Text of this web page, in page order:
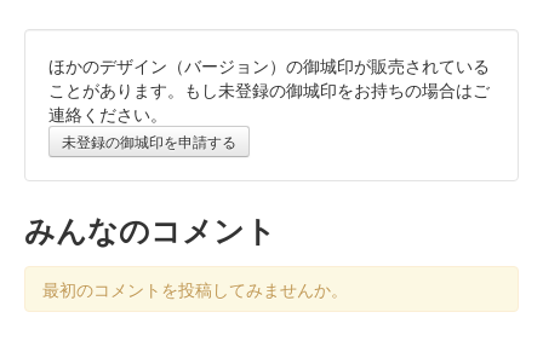
熊本城 御城印 正月限定版 新春御城印2025
販売終了
熊本城 御城印 お城EXPO 2024限定版
販売終了
2024年12月21、22日に開催されたお城EXPO2024の熊本城のブ
ほかのデザイン（バージョン）の御城印が販売されている
ことがあります。もし未登録の御城印をお持ちの場合はご
連絡ください。
未登録の御城印を申請する
みんなのコメント
最初のコメントを投稿してみませんか。